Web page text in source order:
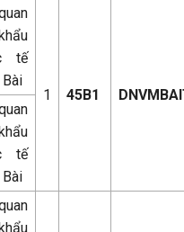
tế
Bài
1
45B1
tế
Bài